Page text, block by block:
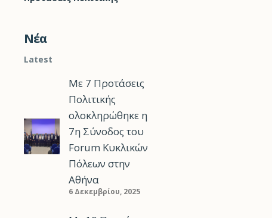
Νέα
Latest
Με 7 Προτάσεις
Πολιτικής
ολοκληρώθηκε η
7η Σύνοδος του
Forum Κυκλικών
Πόλεων στην
Αθήνα
6 Δεκεμβρίου, 2025